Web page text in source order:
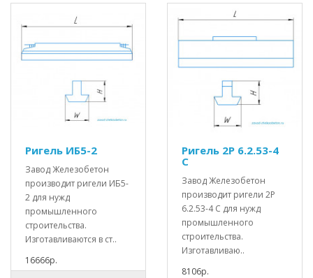
Ригель ИБ5-2
Завод Железобетон
производит ригели ИБ5-
2 для нужд
промышленного
строительства.
Изготавливаются в ст..
16666р.
Ригель 2Р 6.2.53-4
С
Завод Железобетон
производит ригели 2Р
6.2.53-4 С для нужд
промышленного
строительства.
Изготавливаю..
8106р.